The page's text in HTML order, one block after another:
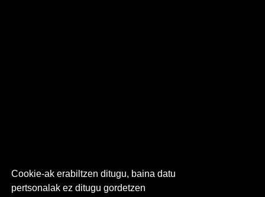
Cookie-ak erabiltzen ditugu, baina datu
pertsonalak ez ditugu gordetzen